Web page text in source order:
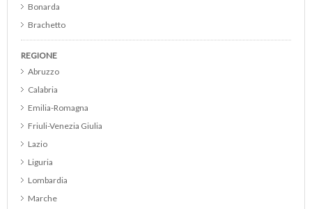
Bonarda
Brachetto
Brunello di Montalcino
Cabernet
Cabernet Sauvignon
Cerasuolo d Abruzzo DOC
REGIONE
Abruzzo
Calabria
Emilia-Romagna
Friuli-Venezia Giulia
Lazio
Liguria
Lombardia
Marche